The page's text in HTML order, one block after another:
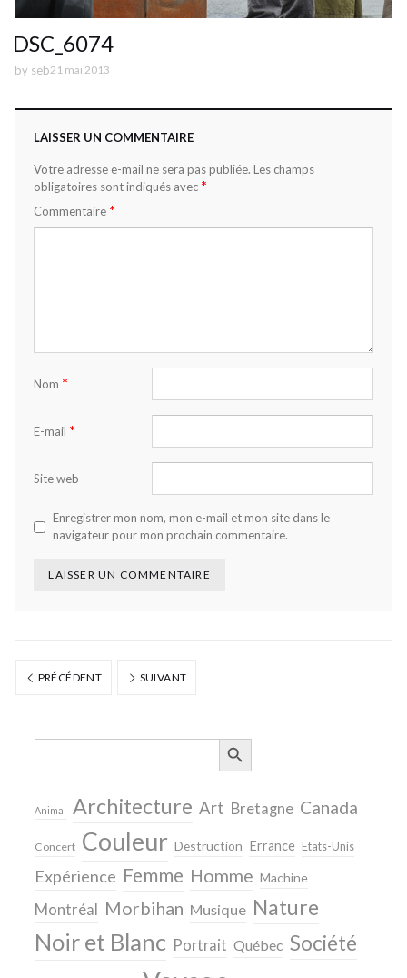
DSC_6074
by seb21 mai 2013
LAISSER UN COMMENTAIRE
Votre adresse e-mail ne sera pas publiée. Les champs
obligatoires sont indiqués avec *
Commentaire *
Nom *
E-mail *
Site web
Enregistrer mon nom, mon e-mail et mon site dans le
navigateur pour mon prochain commentaire.
PRÉCÉDENT SUIVANT
Search
SEARCH BUTTON
Animal Architecture Art Bretagne Canada
Concert Couleur Destruction Errance Etats-Unis
Expérience Femme Homme Machine
Montréal Morbihan Musique Nature
Noir et Blanc Portrait Québec Société